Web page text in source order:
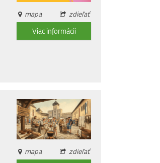
mapa
zdieľať
Viac informácii
mapa
zdieľať